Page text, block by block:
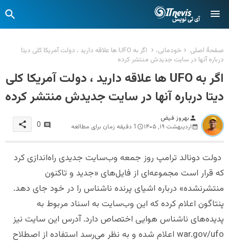
صفحهٔ اصلی خودمانی،
اگر به UFO ها علاقه دارید ، دولت آمریکا کلی دیتا
درباره آنها در سایت جدیدش منتشر کرده
اگر به UFO ها علاقه دارید ، دولت آمریکا کلی
دیتا درباره آنها در سایت جدیدش منتشر کرده
person بهروز فیض
اردیبهشت ۱۹, ۱۴۰۵
1 دقیقه زمان برای مطالعه 0
share
دولت دونالد ترامپ روز جمعه وب‌سایت جدیدی راه‌اندازی کرد
که قرار است مجموعه‌ای از فایل‌های «جدید و تاکنون
منتشرنشده» درباره اشیای پرنده ناشناس را در خود جای دهد.
پنتاگون اعلام کرده که این وب‌سایت به اسناد مربوط به
پدیده‌های ناشناس هوایی اختصاص دارد. آدرس این سایت نیز
war.gov/ufo اعلام شده و به نظر می‌رسد استفاده از اصطلاح